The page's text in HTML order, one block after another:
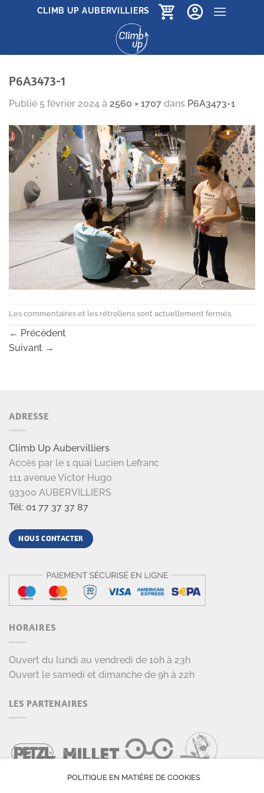
CLIMB UP AUBERVILLIERS
P6A3473-1
Publié 5 février 2024 à 2560 × 1707 dans P6A3473-1
Les commentaires et les rétroliens sont actuellement fermés.
← Précédent
Suivant →
ADRESSE
Climb Up Aubervilliers
Accès par le 1 quai Lucien Lefranc
111 avenue Victor Hugo
93300 AUBERVILLIERS
Tél: 01 77 37 37 87
NOUS CONTACTER
HORAIRES
Ouvert du lundi au vendredi de 10h à 23h
Ouvert le samedi et dimanche de 9h à 22h
LES PARTENAIRES
POLITIQUE EN MATIÈRE DE COOKIES